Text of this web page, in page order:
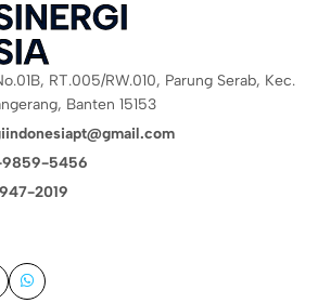
RT.005/RW.010, Parung Serab, Kec.
Banten 15153
9859-5456
2019